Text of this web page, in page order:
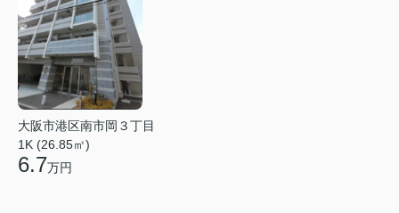
大阪市港区南市岡３丁目
1K (26.85㎡)
6.7万円